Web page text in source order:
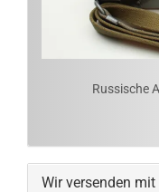
Russische
Wir versenden mit